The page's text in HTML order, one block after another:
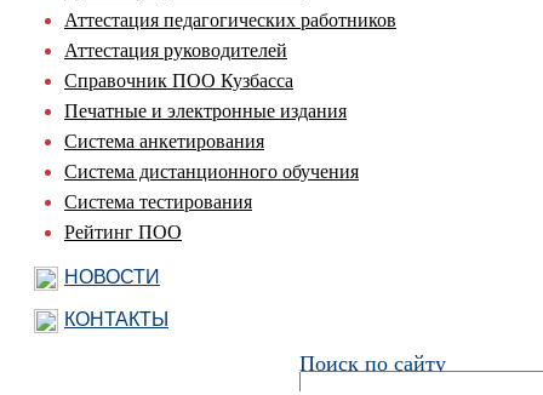
Поиск по сайту
Аттестация педагогических работников
Аттестация руководителей
Справочник ПОО Кузбасса
Печатные и электронные издания
Система анкетирования
Система дистанционного обучения
Система тестирования
Рейтинг ПОО
НОВОСТИ
КОНТАКТЫ